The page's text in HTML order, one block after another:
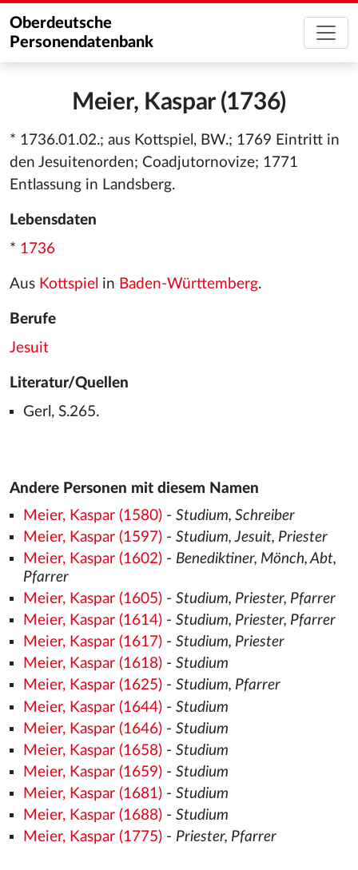
Oberdeutsche
Personendatenbank
Meier, Kaspar (1736)
* 1736.01.02.; aus Kottspiel, BW.; 1769 Eintritt in
den Jesuitenorden; Coadjutornovize; 1771
Entlassung in Landsberg.
Lebensdaten
* 1736
Aus Kottspiel in Baden-Württemberg.
Berufe
Jesuit
Literatur/Quellen
Gerl, S.265.
Andere Personen mit diesem Namen
Meier, Kaspar (1580)- Studium, Schreiber
Meier, Kaspar (1597)- Studium, Jesuit, Priester
Meier, Kaspar (1602)- Benediktiner, Mönch, Abt,
Pfarrer
Meier, Kaspar (1605)- Studium, Priester, Pfarrer
Meier, Kaspar (1614)- Studium, Priester, Pfarrer
Meier, Kaspar (1617)- Studium, Priester
Meier, Kaspar (1618)- Studium
Meier, Kaspar (1625)- Studium, Pfarrer
Meier, Kaspar (1644)- Studium
Meier, Kaspar (1646)- Studium
Meier, Kaspar (1658)- Studium
Meier, Kaspar (1659)- Studium
Meier, Kaspar (1681)- Studium
Meier, Kaspar (1688)- Studium
Meier, Kaspar (1775)- Priester, Pfarrer